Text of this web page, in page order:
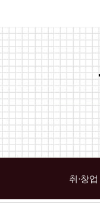
취·창업